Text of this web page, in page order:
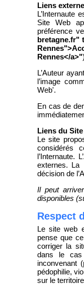
Liens
L’Internaute
Site Web
préférence
bretagne.fr"
Rennes</a>"
L’Auteur
l’image
Web'.
En cas de
Liens du
Le site
considérés
l’Internaute.
externes. La
décision de
Il peut
disponibles
Respect
Le site web
pense que
corriger la
dans le cas
inconvenant
pédophilie,
sur le